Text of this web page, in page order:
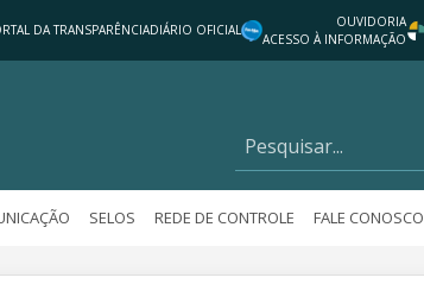
DA TRANSPARÊNCIADIÁRIO OFICIAL
OUVIDORIA
ACESSO À INFORMAÇÃO
SELOS REDE DE CONTROLE FALE CONOSCO